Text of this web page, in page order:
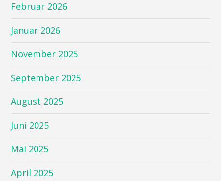
Februar 2026
Januar 2026
November 2025
September 2025
August 2025
Juni 2025
Mai 2025
April 2025